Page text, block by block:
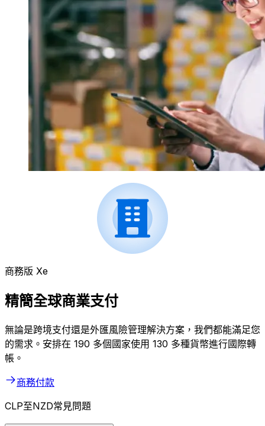
商務版 Xe
精簡全球商業支付
無論是跨境支付還是外匯風險管理解決方案，我們都能滿足您
的需求。安排在 190 多個國家使用 130 多種貨幣進行國際轉
帳。
商務付款
CLP至NZD常見問題